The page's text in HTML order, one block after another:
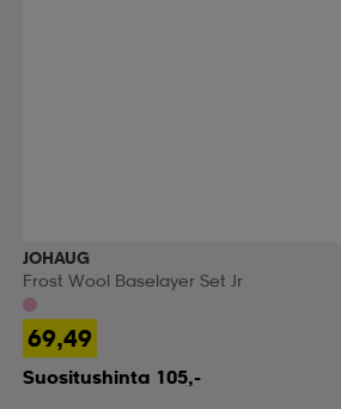
JOHAUG
Frost Wool Baselayer Set Jr
69,49
Suositushinta 105,-